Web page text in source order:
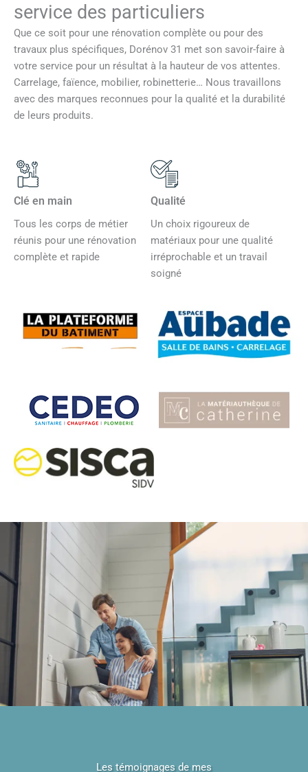
service des particuliers
Que ce soit pour une rénovation complète ou pour des
travaux plus spécifiques, Dorénov 31 met son savoir-faire à
votre service pour un résultat à la hauteur de vos attentes.
Carrelage, faïence, mobilier, robinetterie… Nous travaillons
avec des marques reconnues pour la qualité et la durabilité
de leurs produits.
Clé en main
Tous les corps de métier
réunis pour une rénovation
complète et rapide
Qualité
Un choix rigoureux de
matériaux pour une qualité
irréprochable et un travail
soigné
Les témoignages de mes